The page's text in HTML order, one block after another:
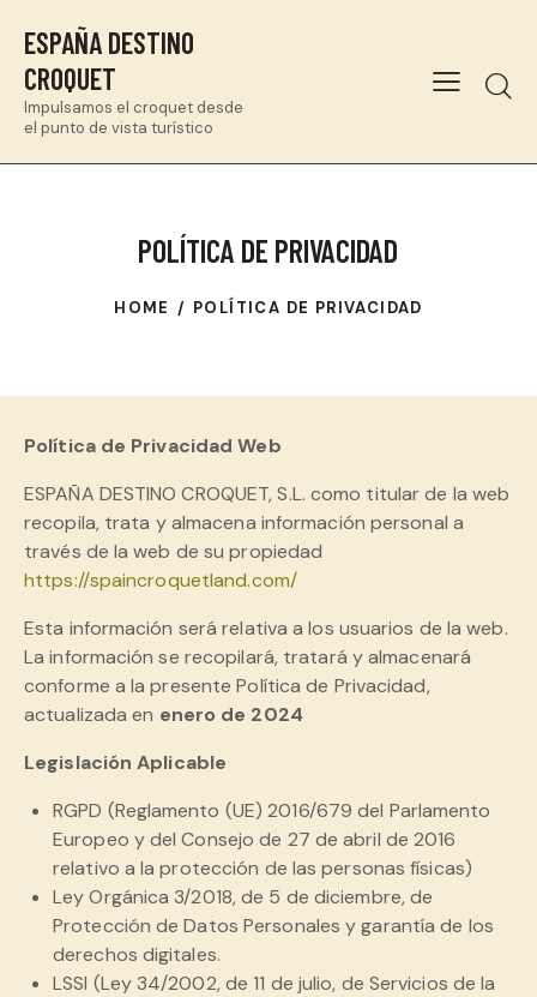
ESPAÑA DESTINO
CROQUET
Impulsamos el croquet desde
el punto de vista turístico
POLÍTICA DE PRIVACIDAD
HOME POLÍTICA DE PRIVACIDAD
Política de Privacidad Web
ESPAÑA DESTINO CROQUET, S.L. como titular de la web
recopila, trata y almacena información personal a
través de la web de su propiedad
https://spaincroquetland.com/
Esta información será relativa a los usuarios de la web.
La información se recopilará, tratará y almacenará
conforme a la presente Política de Privacidad,
actualizada en enero de 2024
Legislación Aplicable
RGPD (Reglamento (UE) 2016/679 del Parlamento
Europeo y del Consejo de 27 de abril de 2016
relativo a la protección de las personas físicas)
Ley Orgánica 3/2018, de 5 de diciembre, de
Protección de Datos Personales y garantía de los
derechos digitales.
LSSI (Ley 34/2002, de 11 de julio, de Servicios de la